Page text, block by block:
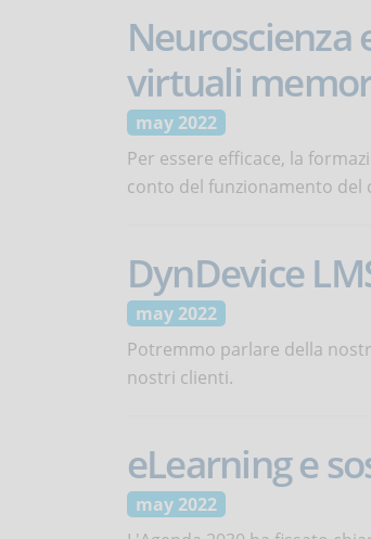
Neuroscienza
virtuali
may 2022
Per essere efficace, la
conto del funzionamento del
DynDevice
may 2022
Potremmo parlare della
nostri clienti.
eLearning e
may 2022